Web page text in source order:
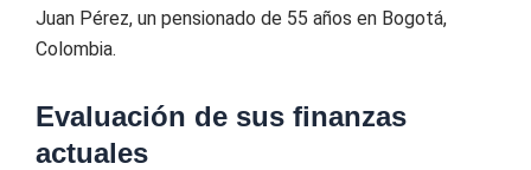
Juan Pérez, un pensionado de 55 años en Bogotá,
Colombia.
Evaluación de sus finanzas
actuales